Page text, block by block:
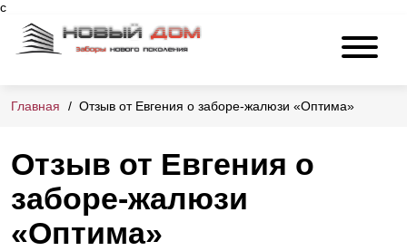
c
Главная Отзыв от Евгения о заборе-жалюзи «Оптима»
Отзыв от Евгения о
заборе-жалюзи
«Оптима»